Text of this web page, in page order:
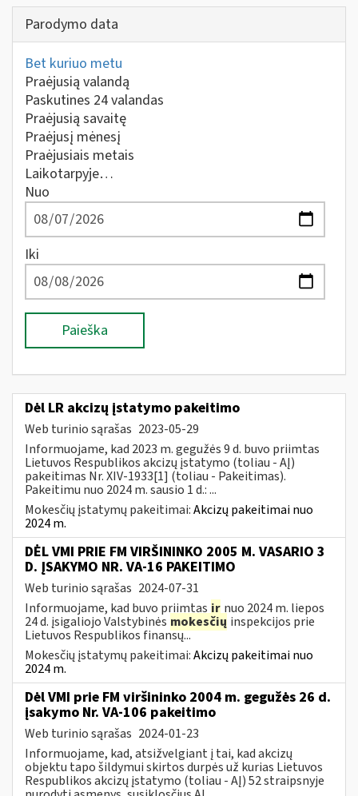
Parodymo data
Bet kuriuo metu
Praėjusią valandą
Paskutines 24 valandas
Praėjusią savaitę
Praėjusį mėnesį
Praėjusiais metais
Laikotarpyje…
Nuo
Iki
Paieška
Dėl LR akcizų įstatymo pakeitimo
Web turinio sąrašas 2023-05-29
Informuojame, kad 2023 m. gegužės 9 d. buvo priimtas
Lietuvos Respublikos akcizų įstatymo (toliau - AĮ)
pakeitimas Nr. XIV-1933[1] (toliau - Pakeitimas).
Pakeitimu nuo 2024 m. sausio 1 d.: ...
Mokesčių įstatymų pakeitimai:Akcizų pakeitimai nuo
2024 m.
DĖL VMI PRIE FM VIRŠININKO 2005 M. VASARIO 3
D. ĮSAKYMO NR. VA-16 PAKEITIMO
Web turinio sąrašas 2024-07-31
Informuojame, kad buvo priimtas ir nuo 2024 m. liepos
24 d. įsigaliojo Valstybinės mokesčių inspekcijos prie
Lietuvos Respublikos finansų...
Mokesčių įstatymų pakeitimai:Akcizų pakeitimai nuo
2024 m.
Dėl VMI prie FM viršininko 2004 m. gegužės 26 d.
įsakymo Nr. VA-106 pakeitimo
Web turinio sąrašas 2024-01-23
Informuojame, kad, atsižvelgiant į tai, kad akcizų
objektu tapo šildymui skirtos durpės už kurias Lietuvos
Respublikos akcizų įstatymo (toliau - AĮ) 52 straipsnyje